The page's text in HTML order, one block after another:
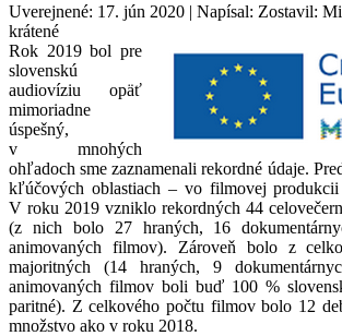
Uverejnené: 17. jún 2020 | Napísal: Zostavil:
krátené
Rok 2019 bol pre
slovenskú
audiovíziu opäť
mimoriadne
úspešný,
v mnohých
ohľadoch sme zaznamenali rekordné údaje.
kľúčových oblastiach – vo filmovej
V roku 2019 vzniklo rekordných 44
(z nich bolo 27 hraných, 16
animovaných filmov). Zároveň bolo z
majoritných (14 hraných, 9
animovaných filmov boli buď 100 %
paritné). Z celkového počtu filmov bolo 12
množstvo ako v roku 2018.